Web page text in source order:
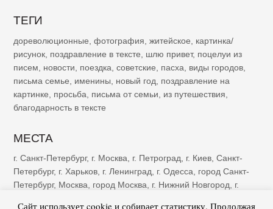
ТЕГИ
дореволюционные фотография житейское
картинка/
рисунок поздравление в тексте шлю привет, поцелуи из
писем
новости поездка советские пасха виды городов
письма семье
именины новый год
поздравление на
картинке
просьба письма от семьи из путешествия
благодарность в тексте
МЕСТА
г. Санкт-Петербург, г. Москва, г. Петроград, г. Киев, Санкт-
Петербург, г. Харьков, г. Ленинград, г. Одесса, город Санкт-
Петербург, Москва, город Москва, г. Нижний Новгород, г.
Сайт использует cookie и собирает статистику. Продолжая